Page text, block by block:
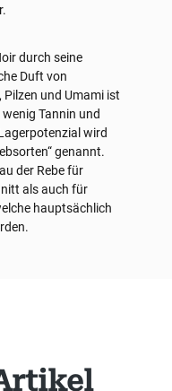
durch seine
Duft von
Pilzen und Umami ist
Tannin und
wird
genannt.
der Rebe für
als auch für
hauptsächlich